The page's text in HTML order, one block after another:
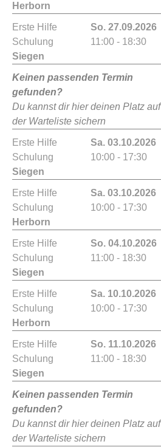
Herborn
Erste Hilfe
Schulung
Siegen
So. 27.09.2026
11:00 - 18:30
Keinen passenden Termin
gefunden?
Du kannst dir hier deinen Platz auf
der Warteliste sichern
Erste Hilfe
Schulung
Siegen
Sa. 03.10.2026
10:00 - 17:30
Erste Hilfe
Schulung
Herborn
Sa. 03.10.2026
10:00 - 17:30
Erste Hilfe
Schulung
Siegen
So. 04.10.2026
11:00 - 18:30
Erste Hilfe
Schulung
Herborn
Sa. 10.10.2026
10:00 - 17:30
Erste Hilfe
Schulung
Siegen
So. 11.10.2026
11:00 - 18:30
Keinen passenden Termin
gefunden?
Du kannst dir hier deinen Platz auf
der Warteliste sichern